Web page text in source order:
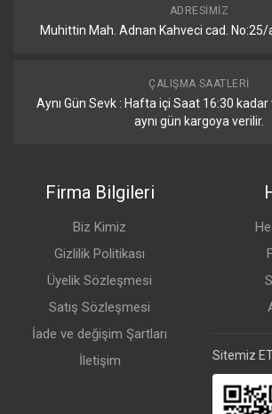
ADRESIMIZ
Muhittin Mah. Adnan Kahveci cad. No:25/
ÇALIŞMA SAATLERI
Aynı Gün Sevk : Hafta içi Saat 16:30
aynı gün kargoya verilir.
Firma Bilgileri
Biz Kimiz
Gizlilik Politikası
Üyelik Sözleşmesi
Satış Sözleşmesi
İade ve değişim Şartları
İletişim
Sitemiz